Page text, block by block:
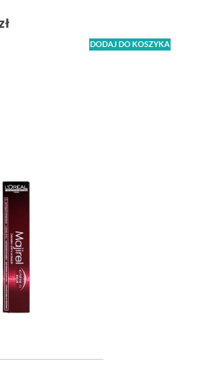
DODAJ DO KOSZYKA